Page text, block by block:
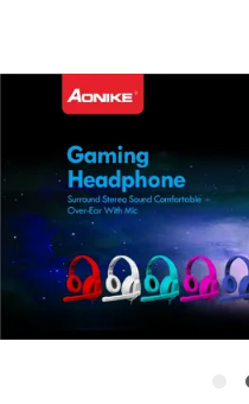
PRIVACY
POLICY